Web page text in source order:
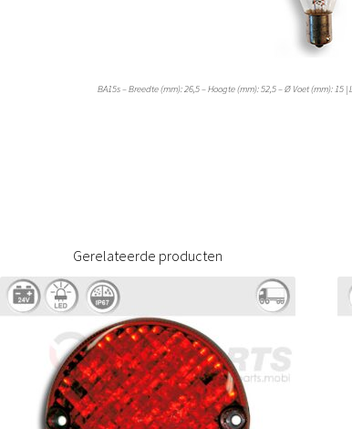
BA15s – Breedte (mm): 26,5 – Hoogte (mm): 52,5 – Ø Voet (mm): 15
Gerelateerde producten